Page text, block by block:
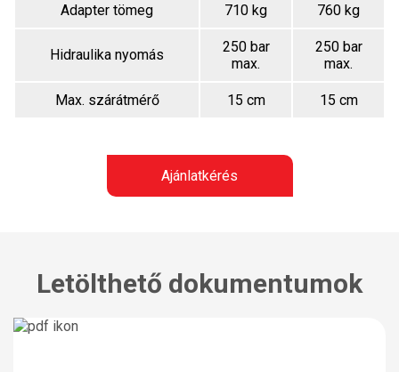
Adapter tömeg 710 kg 760 kg
Hidraulika nyomás
250 bar
max.
250 bar
max.
Max. szárátmérő 15 cm 15 cm
Ajánlatkérés
Letölthető dokumentumok